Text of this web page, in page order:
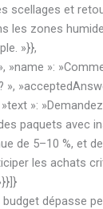
scellages et
les zones
»}},
»name »:
»:
paquets avec
de 5–10 %, et
les achats
dépasse